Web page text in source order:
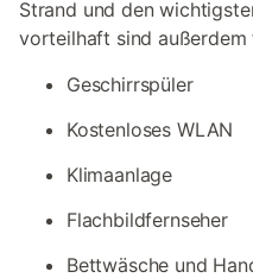
Strand und den
vorteilhaft sind außerdem
Geschirrspüler
Kostenloses WLAN
Klimaanlage
Flachbildfernseher
Bettwäsche und